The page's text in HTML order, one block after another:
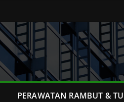
PERAWATAN RAMBUT &